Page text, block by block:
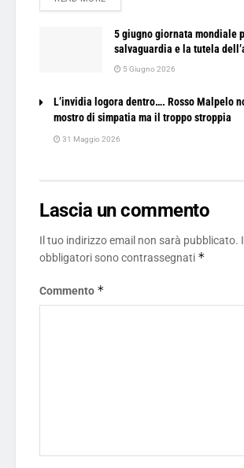
5 giugno giornata mondiale
salvaguardia e la tutela
5 Giugno 2026
L’invidia logora dentro…. Rosso Malpelo
mostro di simpatia ma il troppo stroppia
31 Maggio 2026
Lascia un commento
Il tuo indirizzo email non sarà pubblicato.
obbligatori sono contrassegnati *
Commento *